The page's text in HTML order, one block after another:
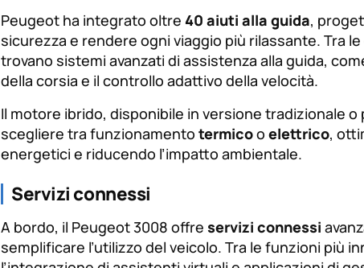
Peugeot ha integrato oltre 40 aiuti alla guida,
sicurezza e rendere ogni viaggio più rilassante. Tra
trovano sistemi avanzati di assistenza alla guida,
della corsia e il controllo adattivo della velocità.
Il motore ibrido, disponibile in versione tradizionale
scegliere tra funzionamento termicoo elettrico,
energetici e riducendo l’impatto ambientale.
Servizi connessi
A bordo, il Peugeot 3008 offre servizi connessi
semplificare l’utilizzo del veicolo. Tra le funzioni più